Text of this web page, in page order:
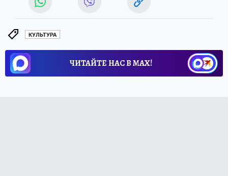
КУЛЬТУРА
ЧИТАЙТЕ НАС В МАХ!